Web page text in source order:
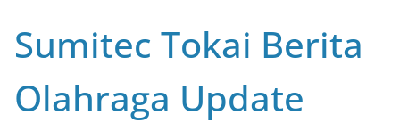
content
Sumitec Tokai Berita
Olahraga Update